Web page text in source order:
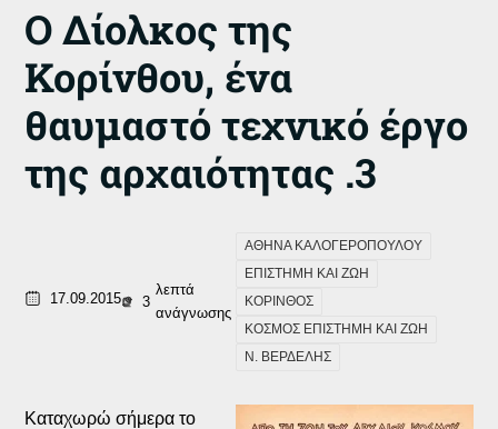
Ο Δίολκος της
Κορίνθου, ένα
θαυμαστό τεχνικό έργο
της αρχαιότητας .3
17.09.2015 3
λεπτά
ανάγνωσης
ΑΘΗΝΑ ΚΑΛΟΓΕΡΟΠΟΥΛΟΥ
ΕΠΙΣΤΗΜΗ ΚΑΙ ΖΩΗ
ΚΟΡΙΝΘΟΣ
ΚΟΣΜΟΣ ΕΠΙΣΤΗΜΗ ΚΑΙ ΖΩΗ
Ν. ΒΕΡΔΕΛΗΣ
Καταχωρώ σήμερα το